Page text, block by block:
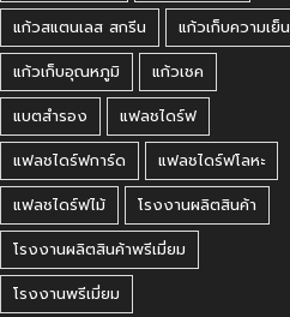
แก้วสแตนเลส สกรีน
แก้วเก็บความเย็น
แก้วเก็บอุณหภูมิ
แก้วเชค
แบตสำรอง
แฟลชไดร์ฟ
แฟลชไดร์ฟการ์ด
แฟลชไดร์ฟโลหะ
แฟลชไดร์ฟไม้
โรงงานผลิตสินค้า
โรงงานผลิตสินค้าพรีเมี่ยม
โรงงานพรีเมี่ยม